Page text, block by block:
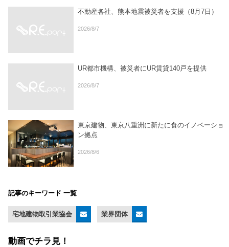
不動産各社、熊本地震被災者を支援（8月7日）
2026/8/7
UR都市機構、被災者にUR賃貸140戸を提供
2026/8/7
東京建物、東京八重洲に新たに食のイノベーショ
ン拠点
2026/8/6
記事のキーワード 一覧
宅地建物取引業協会 業界団体
動画でチラ見！